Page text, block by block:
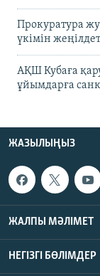
Прокуратура
үкімін
АҚШ Кубаға
ұйымдарға
ЖАЗЫЛЫҢЫЗ
ЖАЛПЫ МӘЛІМЕТ
НЕГІЗГІ БӨЛІМДЕР